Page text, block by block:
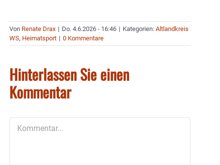
Von Renate Drax | Do. 4.6.2026 - 16:46 | Kategorien: Altlandkreis
WS, Heimatsport | 0 Kommentare
Hinterlassen Sie einen
Kommentar